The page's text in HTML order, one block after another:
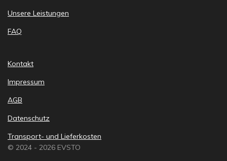
Unsere Leistungen
FAQ
Kontakt
Impressum
AGB
Datenschutz
Transport- und Lieferkosten
© 2024 - 2026 EVSTO